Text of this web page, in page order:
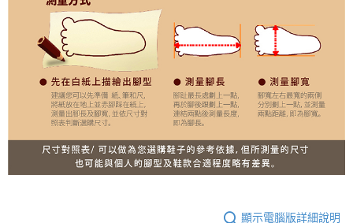
顯示電腦版詳細說明